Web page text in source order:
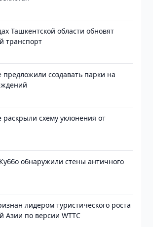
Ташкентской области обновят
транспорт
предложили создавать парки на
раскрыли схему уклонения от
обнаружили стены античного
лидером туристического роста
Азии по версии WTTC